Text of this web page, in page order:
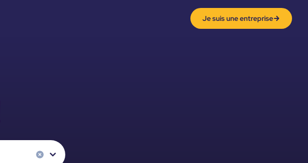
Je suis une entreprise